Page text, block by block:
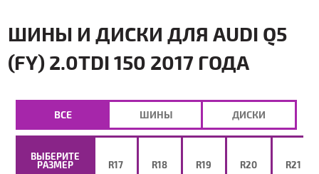
ШИНЫ И ДИСКИ ДЛЯ AUDI Q5
(FY) 2.0TDI 150 2017 ГОДА
ВЫБЕРИТЕ
РАЗМЕР
R17 R18 R19 R20 R21
ВСЕ ШИНЫ ДИСКИ